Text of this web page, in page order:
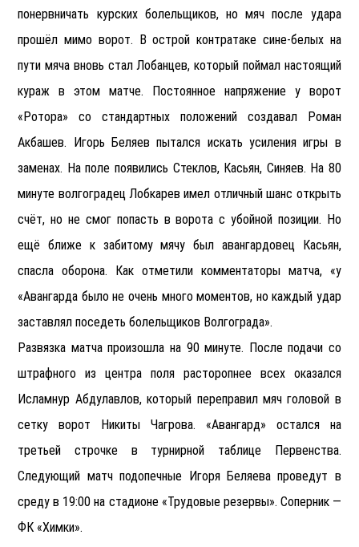
понервничать курских болельщиков, но мяч после удара
прошёл мимо ворот. В острой контратаке сине-белых на
пути мяча вновь стал Лобанцев, который поймал настоящий
кураж в этом матче. Постоянное напряжение у ворот
«Ротора» со стандартных положений создавал Роман
Акбашев. Игорь Беляев пытался искать усиления игры в
заменах. На поле появились Стеклов, Касьян, Синяев. На 80
минуте волгоградец Лобкарев имел отличный шанс открыть
счёт, но не смог попасть в ворота с убойной позиции. Но
ещё ближе к забитому мячу был авангардовец Касьян,
спасла оборона. Как отметили комментаторы матча, «у
«Авангарда было не очень много моментов, но каждый удар
заставлял поседеть болельщиков Волгограда».
Развязка матча произошла на 90 минуте. После подачи со
штрафного из центра поля расторопнее всех оказался
Исламнур Абдулавлов, который переправил мяч головой в
сетку ворот Никиты Чагрова. «Авангард» остался на
третьей строчке в турнирной таблице Первенства.
Следующий матч подопечные Игоря Беляева проведут в
среду в 19:00 на стадионе «Трудовые резервы». Соперник —
ФК «Химки».